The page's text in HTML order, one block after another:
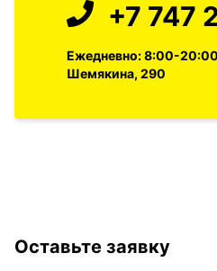
+7 747
Ежедневно: 8:00-20:00
Шемякина, 290
Оставьте заявку